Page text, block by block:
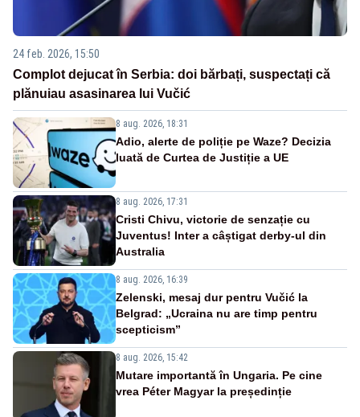
24 feb. 2026, 15:50
Complot dejucat în Serbia: doi bărbați, suspectați că
plănuiau asasinarea lui Vučić
8 aug. 2026, 18:31
Adio, alerte de poliție pe Waze? Decizia
luată de Curtea de Justiție a UE
8 aug. 2026, 17:31
Cristi Chivu, victorie de senzație cu
Juventus! Inter a câștigat derby-ul din
Australia
8 aug. 2026, 16:39
Zelenski, mesaj dur pentru Vučić la
Belgrad: „Ucraina nu are timp pentru
scepticism”
8 aug. 2026, 15:42
Mutare importantă în Ungaria. Pe cine
vrea Péter Magyar la președinție